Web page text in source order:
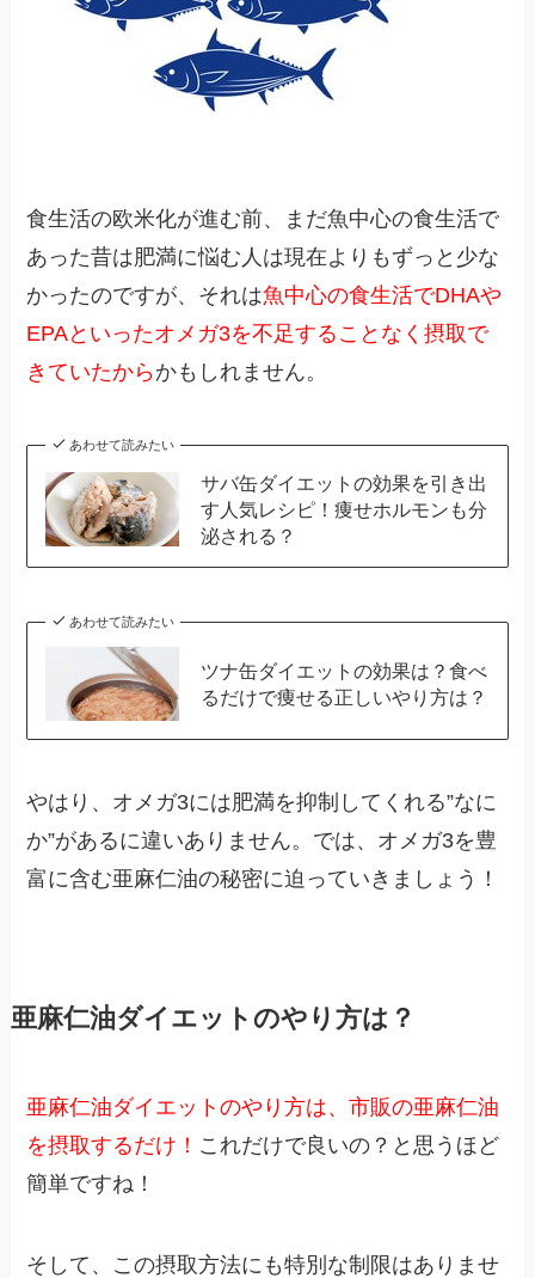
食生活の欧米化が進む前、まだ魚中心の食生活で
あった昔は肥満に悩む人は現在よりもずっと少な
かったのですが、それは魚中心の食生活でDHAや
EPAといったオメガ3を不足することなく摂取で
きていたからかもしれません。
あわせて読みたい
サバ缶ダイエットの効果を引き出
す人気レシピ！痩せホルモンも分
泌される？
あわせて読みたい
ツナ缶ダイエットの効果は？食べ
るだけで痩せる正しいやり方は？
やはり、オメガ3には肥満を抑制してくれる”なに
か”があるに違いありません。では、オメガ3を豊
富に含む亜麻仁油の秘密に迫っていきましょう！
亜麻仁油ダイエットのやり方は？
亜麻仁油ダイエットのやり方は、市販の亜麻仁油
を摂取するだけ！ これだけで良いの？と思うほど
簡単ですね！
そして、この摂取方法にも特別な制限はありませ